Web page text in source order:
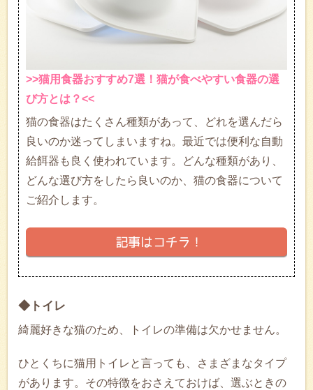
>>猫用食器おすすめ7選！猫が食べやすい食器の選
び方とは？<<
猫の食器はたくさん種類があって、どれを選んだら
良いのか迷ってしまいますね。最近では便利な自動
給餌器も良く使われています。どんな種類があり、
どんな選び方をしたら良いのか、猫の食器について
ご紹介します。
◆トイレ
綺麗好きな猫のため、トイレの準備は欠かせません。
ひとくちに猫用トイレと言っても、さまざまなタイプ
があります。その特徴をおさえておけば、選ぶときの